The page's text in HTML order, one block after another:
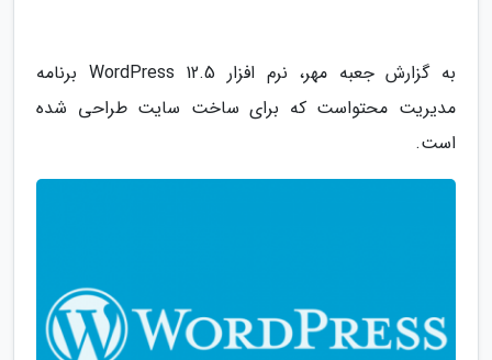
به گزارش جعبه مهر، نرم افزار WordPress 12.5 برنامه
مدیریت محتواست که برای ساخت سایت طراحی شده
است.